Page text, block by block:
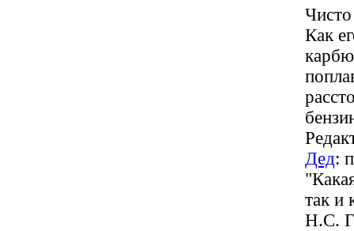
Как
Дед:
так и
Н.С.